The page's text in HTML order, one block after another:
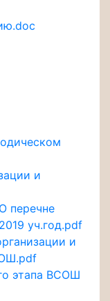
и
перечне
уч.год.pdf
и
этапа ВСОШ